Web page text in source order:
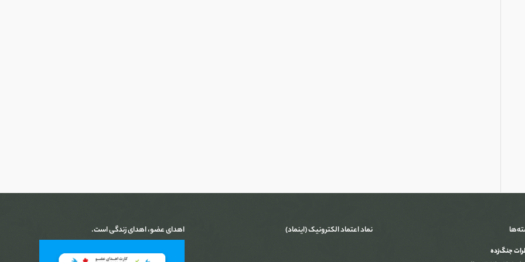
جنگ‌‌زده
نماد اعتماد الکترونیک (اینماد) اهدای عضو، اهدای زندگی است.